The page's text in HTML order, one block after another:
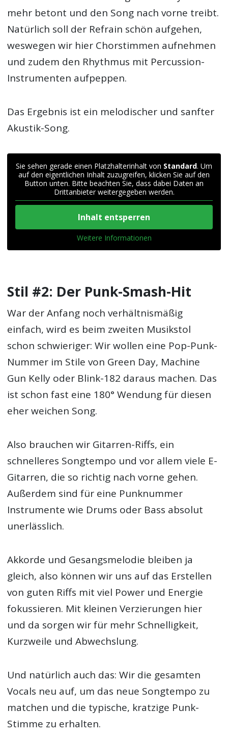
mehr betont und den Song nach vorne treibt.
Natürlich soll der Refrain schön aufgehen,
weswegen wir hier Chorstimmen aufnehmen
und zudem den Rhythmus mit Percussion-
Instrumenten aufpeppen.
Das Ergebnis ist ein melodischer und sanfter
Akustik-Song.
Sie sehen gerade einen Platzhalterinhalt von Standard. Um
auf den eigentlichen Inhalt zuzugreifen, klicken Sie auf den
Button unten. Bitte beachten Sie, dass dabei Daten an
Drittanbieter weitergegeben werden.
Inhalt entsperren
Weitere Informationen
Stil #2: Der Punk-Smash-Hit
War der Anfang noch verhältnismäßig
einfach, wird es beim zweiten Musikstol
schon schwieriger: Wir wollen eine Pop-Punk-
Nummer im Stile von Green Day, Machine
Gun Kelly oder Blink-182 daraus machen. Das
ist schon fast eine 180° Wendung für diesen
eher weichen Song.
Also brauchen wir Gitarren-Riffs, ein
schnelleres Songtempo und vor allem viele E-
Gitarren, die so richtig nach vorne gehen.
Außerdem sind für eine Punknummer
Instrumente wie Drums oder Bass absolut
unerlässlich.
Akkorde und Gesangsmelodie bleiben ja
gleich, also können wir uns auf das Erstellen
von guten Riffs mit viel Power und Energie
fokussieren. Mit kleinen Verzierungen hier
und da sorgen wir für mehr Schnelligkeit,
Kurzweile und Abwechslung.
Und natürlich auch das: Wir die gesamten
Vocals neu auf, um das neue Songtempo zu
matchen und die typische, kratzige Punk-
Stimme zu erhalten.